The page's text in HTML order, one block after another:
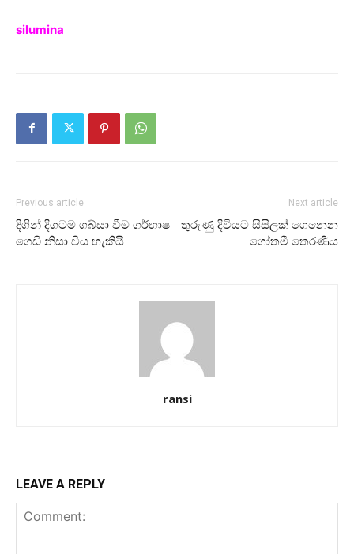
silumina
Previous article
දිගින් දිගටම ගබ්සා වීම ගර්භාෂ
ගෙඩි නිසා විය හැකියි
Next article
තුරුණු දිවියට සිසිලක් ගෙනෙන
ගෝතමී තෙරණිය
ransi
LEAVE A REPLY